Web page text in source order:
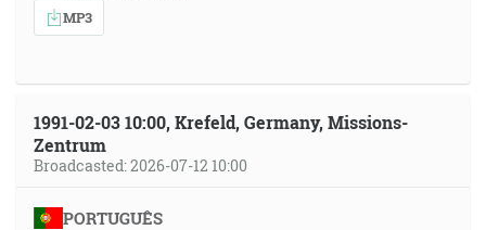
MP3
1991-02-03 10:00, Krefeld, Germany, Missions-
Zentrum
Broadcasted: 2026-07-12 10:00
PORTUGUÊS